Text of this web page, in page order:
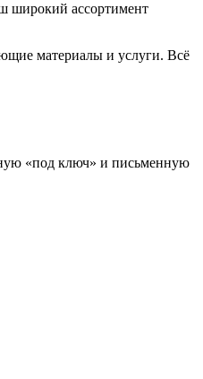
широкий ассортимент
материалы и услуги. Всё
«под ключ» и письменную